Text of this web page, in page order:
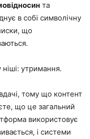
та
в собі символічну
що
утримання.
тому що контент
що це загальний
використовує
і системи